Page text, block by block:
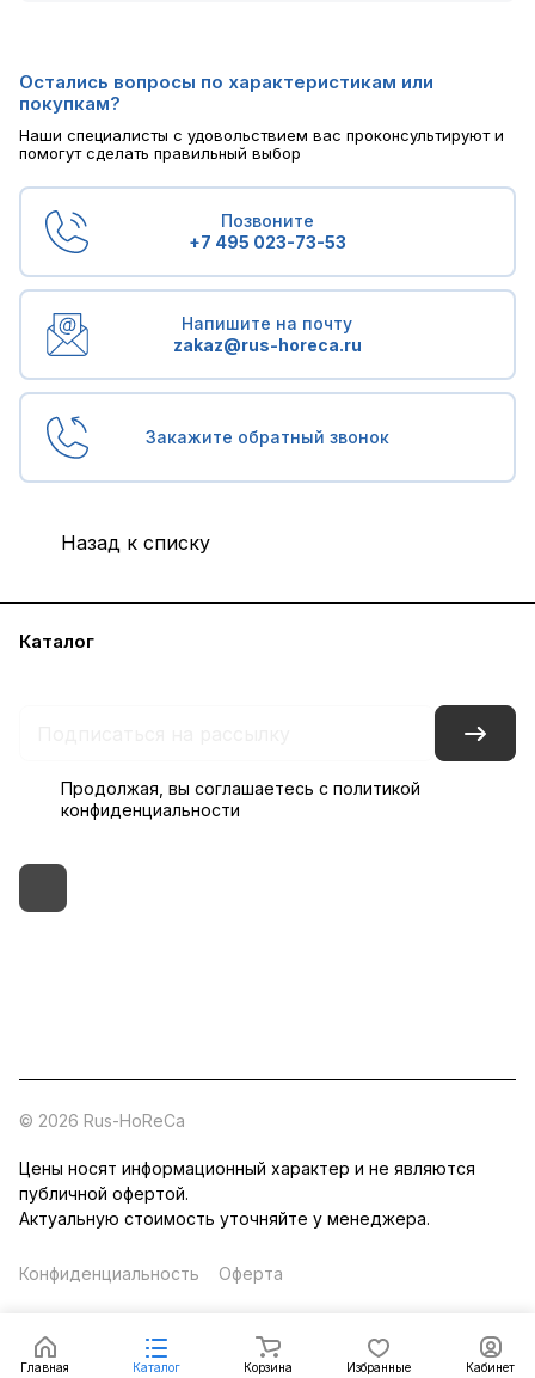
Остались вопросы по характеристикам или
покупкам?
Наши специалисты с удовольствием вас проконсультируют и
помогут сделать правильный выбор
Позвоните
+7 495 023-73-53
Напишите на почту
zakaz@rus-horeca.ru
Закажите обратный звонок
Назад к списку
Главная Каталог Корзина Избранные Кабинет
Каталог
Продолжая, вы соглашаетесь с политикой
конфиденциальности
© 2026 Rus-HoReCa
Цены носят информационный характер и не являются
публичной офертой.
Актуальную стоимость уточняйте у менеджера.
Конфиденциальность Оферта